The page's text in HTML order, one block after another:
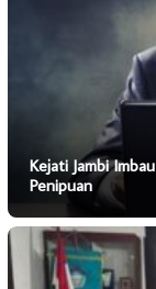
Kejati Jambi
Penipuan